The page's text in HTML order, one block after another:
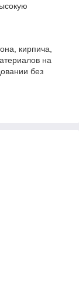
кирпича,
на
без